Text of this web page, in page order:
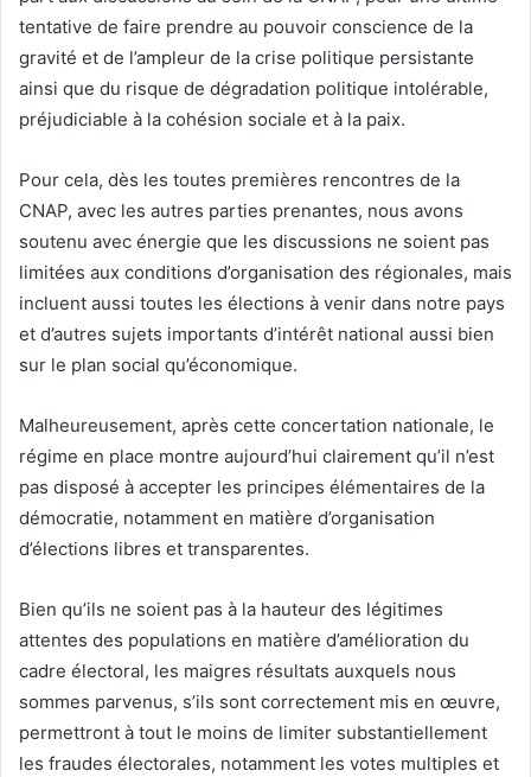
tentative de faire prendre au pouvoir conscience de la
gravité et de l’ampleur de la crise politique persistante
ainsi que du risque de dégradation politique intolérable,
préjudiciable à la cohésion sociale et à la paix.
Pour cela, dès les toutes premières rencontres de la
CNAP, avec les autres parties prenantes, nous avons
soutenu avec énergie que les discussions ne soient pas
limitées aux conditions d’organisation des régionales, mais
incluent aussi toutes les élections à venir dans notre pays
et d’autres sujets importants d’intérêt national aussi bien
sur le plan social qu’économique.
Malheureusement, après cette concertation nationale, le
régime en place montre aujourd’hui clairement qu’il n’est
pas disposé à accepter les principes élémentaires de la
démocratie, notamment en matière d’organisation
d’élections libres et transparentes.
Bien qu’ils ne soient pas à la hauteur des légitimes
attentes des populations en matière d’amélioration du
cadre électoral, les maigres résultats auxquels nous
sommes parvenus, s’ils sont correctement mis en œuvre,
permettront à tout le moins de limiter substantiellement
les fraudes électorales, notamment les votes multiples et